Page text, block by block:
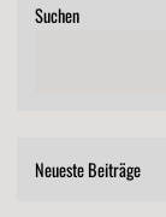
Suchen
Neueste Beiträge